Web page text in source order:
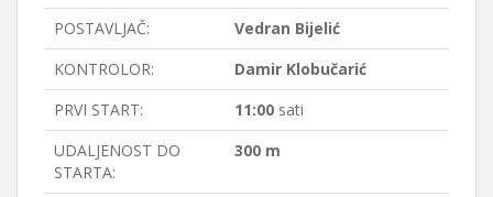
POSTAVLJAČ:
Vedran Bijelić
KONTROLOR:
Damir Klobučarić
PRVI START:
11:00 sati
UDALJENOST DO
STARTA:
300 m